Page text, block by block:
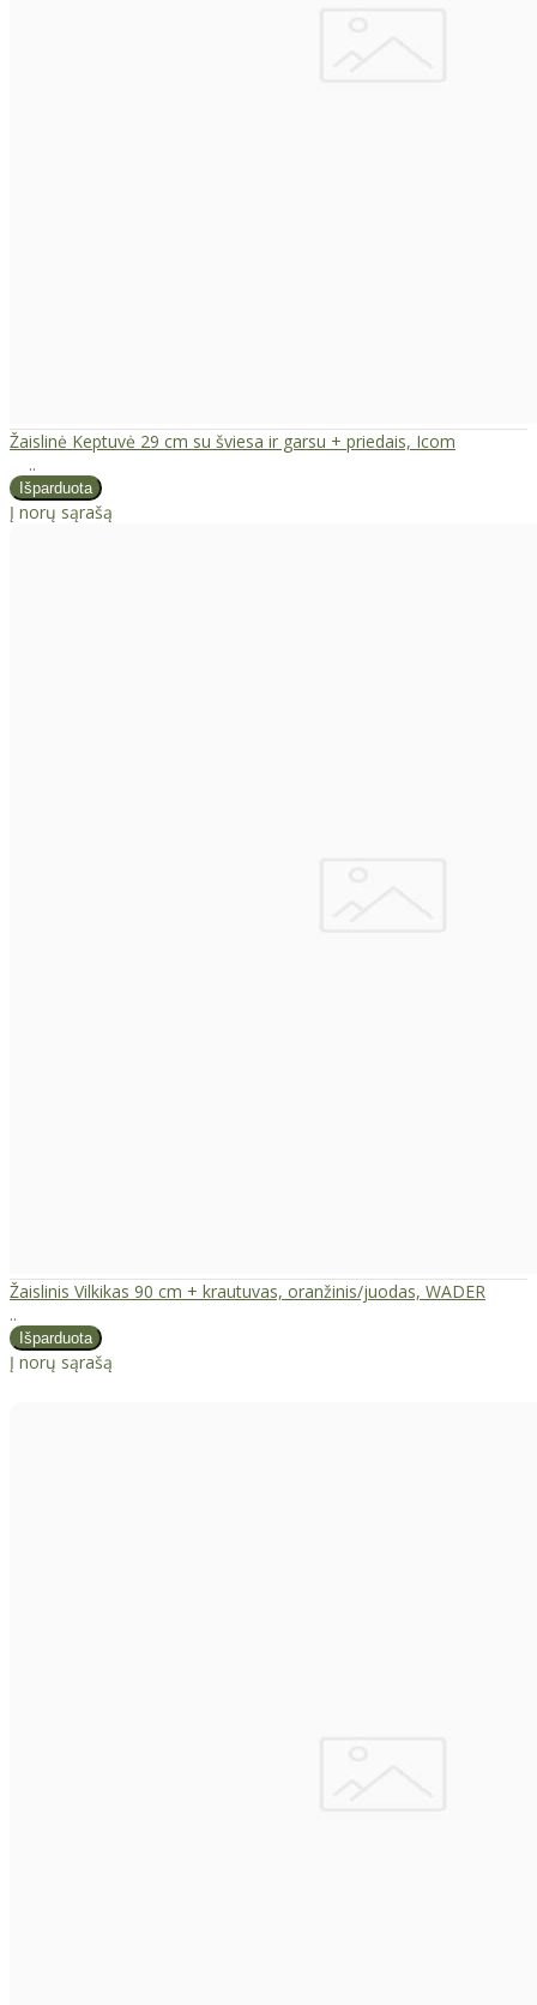
Žaislinė Keptuvė 29 cm su šviesa ir garsu + priedais, Icom
..
Į norų sąrašą
Žaislinis Vilkikas 90 cm + krautuvas, oranžinis/juodas, WADER
..
Į norų sąrašą